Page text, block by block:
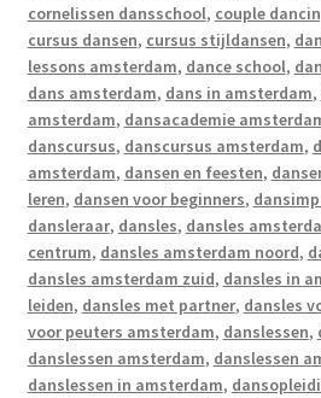
cornelissen dansschool, couple
cursus dansen, cursus stijldansen,
lessons amsterdam, dance school,
dans amsterdam, dans in amsterdam,
amsterdam, dansacademie
danscursus, danscursus amsterdam,
amsterdam, dansen en feesten,
leren, dansen voor beginners,
dansleraar, dansles, dansles
centrum, dansles amsterdam noord,
dansles amsterdam zuid, dansles in
leiden, dansles met partner, dansles
voor peuters amsterdam, danslessen,
danslessen amsterdam, danslessen
danslessen in amsterdam,